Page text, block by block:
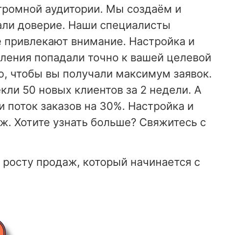
аудитории. Мы создаём и
доверие. Наши специалисты
внимание. Настройка и
попадали точно к вашей целевой
чтобы вы получали максимум заявок.
50 новых клиентов за 2 недели. А
заказов на 30%. Настройка и
Хотите узнать больше? Свяжитесь с
продаж, который начинается с